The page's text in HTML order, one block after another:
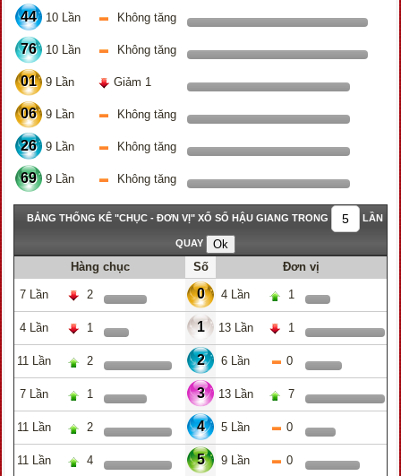
44 10 Lần Không tăng
76 10 Lần Không tăng
01 9 Lần Giảm 1
06 9 Lần Không tăng
26 9 Lần Không tăng
69 9 Lần Không tăng
BẢNG THỐNG KÊ "CHỤC - ĐƠN VỊ" XỔ SỐ HẬU GIANG TRONG LẦN
QUAY
Hàng chục Số Đơn vị
7 Lần 2 0 4 Lần 1
4 Lần 1 1 13 Lần 1
11 Lần 2 2 6 Lần 0
7 Lần 1 3 13 Lần 7
11 Lần 2 4 5 Lần 0
11 Lần 4 5 9 Lần 0